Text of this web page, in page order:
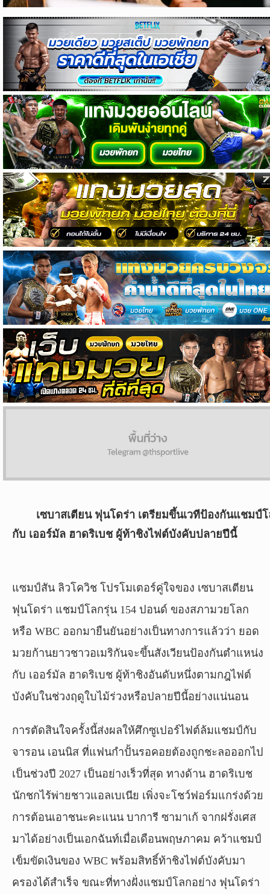
เซบาสเตียน ฟุนโดร่า เตรียมขึ้นเวทีป้องกันแชมป์
กับ เออร์มัล ฮาดริเบช ผู้ท้าชิงไฟต์บังคับปลายปีนี้
แซมป์สัน ลิวโควิช โปรโมเตอร์คู่ใจของ เซบาสเตียน
ฟุนโดร่า แชมป์โลกรุ่น 154 ปอนด์ ของสภามวยโลก
หรือ WBC ออกมายืนยันอย่างเป็นทางการแล้วว่า ยอด
มวยก้านยาวชาวอเมริกันจะขึ้นสังเวียนป้องกันตำแหน่ง
กับ เออร์มัล ฮาดริเบช ผู้ท้าชิงอันดับหนึ่งตามกฎไฟต์
บังคับในช่วงฤดูใบไม้ร่วงหรือปลายปีนี้อย่างแน่นอน
การตัดสินใจครั้งนี้ส่งผลให้ศึกซูเปอร์ไฟต์ล้มแชมป์กับ
จารอน เอนนิส ที่แฟนกำปั้นรอคอยต้องถูกชะลอออกไป
เป็นช่วงปี 2027 เป็นอย่างเร็วที่สุด ทางด้าน ฮาดริเบช
นักชกไร้พ่ายชาวแอลเบเนีย เพิ่งจะโชว์ฟอร์มแกร่งด้วย
การต้อนเอาชนะคะแนน บาการี ซามาเก้ จากฝรั่งเศส
มาได้อย่างเป็นเอกฉันท์เมื่อเดือนพฤษภาคม คว้าแชมป์
เข็มขัดเงินของ WBC พร้อมสิทธิ์ท้าชิงไฟต์บังคับมา
ครองได้สำเร็จ ขณะที่ทางฝั่งแชมป์โลกอย่าง ฟุนโดร่า
ข่าว
NFL
คอ
ลัม
นิ
สต์
วิเคราะห์
บอล
วิเคราะห์
NFL
วิเคราะห์
NBA
ทีเด็ด
บอล
แกล
ล
อรี่
สาว
งาม
ผล
©
reserved.